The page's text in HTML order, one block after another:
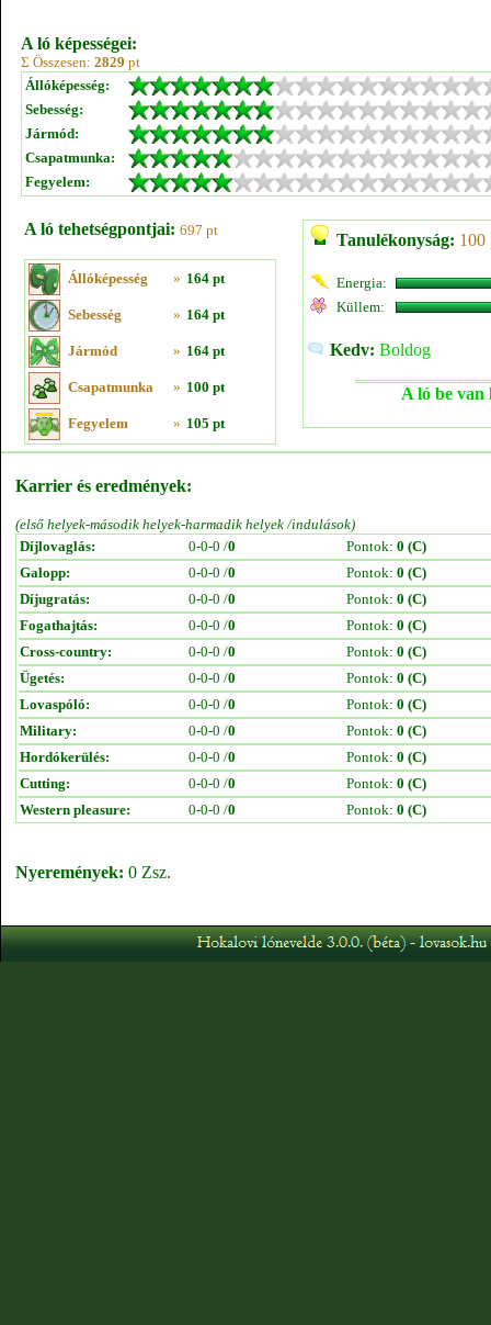
A ló képességei:
Σ Összesen: 2829 pt
Állóképesség:
Sebesség:
Jármód:
Csapatmunka:
Fegyelem:
A ló tehetségpontjai: 697 pt
Állóképesség » 164 pt
Sebesség » 164 pt
Jármód » 164 pt
Csapatmunka » 100 pt
Fegyelem » 105 pt
Tanulékonyság: 100
Energia:
Küllem:
Kedv: Boldog
A ló be van
Karrier és eredmények:
(első helyek-második helyek-harmadik helyek /indulások)
Díjlovaglás:
0-0-0 /0 Pontok: 0 (C)
Galopp:
0-0-0 /0 Pontok: 0 (C)
Díjugratás:
0-0-0 /0 Pontok: 0 (C)
Fogathajtás:
0-0-0 /0 Pontok: 0 (C)
Cross-country:
0-0-0 /0 Pontok: 0 (C)
Ügetés:
0-0-0 /0 Pontok: 0 (C)
Lovaspóló:
0-0-0 /0 Pontok: 0 (C)
Military:
0-0-0 /0 Pontok: 0 (C)
Hordókerülés:
0-0-0 /0 Pontok: 0 (C)
Cutting:
0-0-0 /0 Pontok: 0 (C)
Western pleasure:
0-0-0 /0 Pontok: 0 (C)
Nyeremények: 0 Zsz.